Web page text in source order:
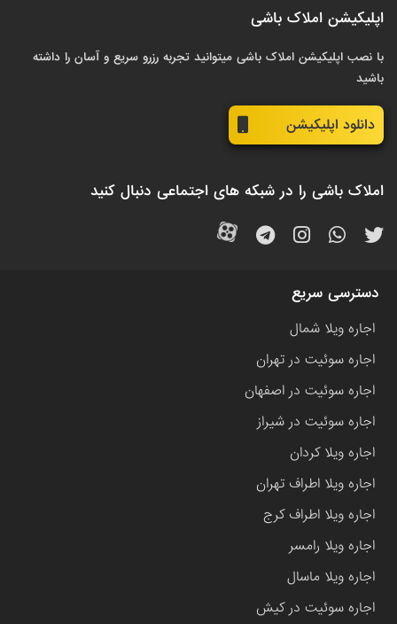
اپلیکیشن املاک باشی
با نصب اپلیکیشن املاک باشی میتوانید تجربه رزرو سریع و آسان را داشته
باشید
دانلود اپلیکیشن
املاک باشی را در شبکه های اجتماعی دنبال کنید
دسترسی سریع
اجاره ویلا شمال
اجاره سوئیت در تهران
اجاره سوئیت در اصفهان
اجاره سوئیت در شیراز
اجاره ویلا کردان
اجاره ویلا اطراف تهران
اجاره ویلا اطراف کرج
اجاره ویلا رامسر
اجاره ویلا ماسال
اجاره سوئیت در کیش